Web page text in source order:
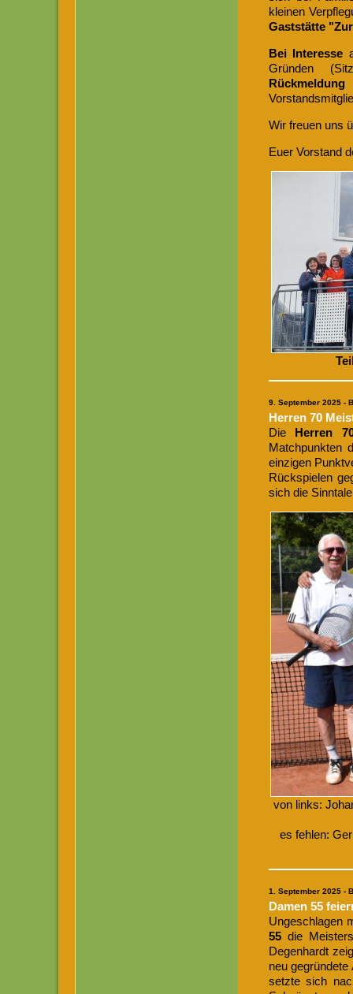
kleinen
Gaststätte
Bei Interesse
Gründen
Rückmeldung
Wir freuen uns
Euer Vorstand
9. September 2025 -
Herren 70
Die Herren
Matchpunkten
einzigen
Rückspielen
sich die
von links:
es fehlen:
1 . September 2025 -
Damen 55
Ungeschlagen
55 die
Degenhardt
neu
setzte sich